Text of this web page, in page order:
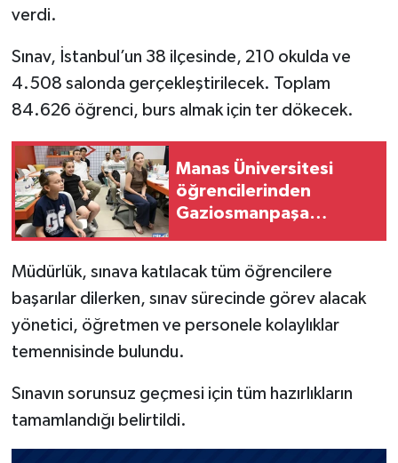
verdi.
Sınav, İstanbul’un 38 ilçesinde, 210 okulda ve
4.508 salonda gerçekleştirilecek. Toplam
84.626 öğrenci, burs almak için ter dökecek.
Manas Üniversitesi
öğrencilerinden
Gaziosmanpaşa
Müdürlük, sınava katılacak tüm öğrencilere
başarılar dilerken, sınav sürecinde görev alacak
yönetici, öğretmen ve personele kolaylıklar
temennisinde bulundu.
Sınavın sorunsuz geçmesi için tüm hazırlıkların
tamamlandığı belirtildi.